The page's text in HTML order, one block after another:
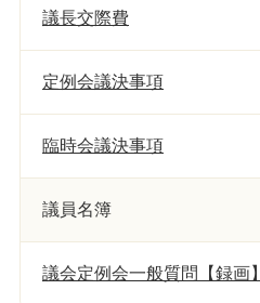
議長交際費
定例会議決事項
臨時会議決事項
議員名簿
議会定例会一般質問【録画】